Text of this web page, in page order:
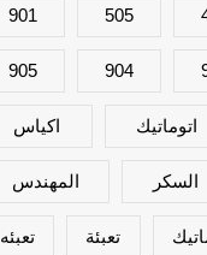
505
901
904
905
اتوماتيك اكياس
السكر المهندس
تعبئة تعبئه